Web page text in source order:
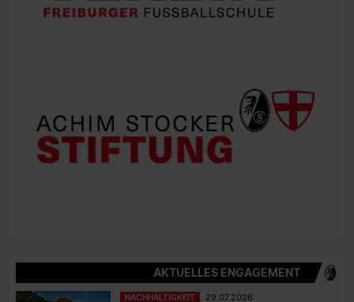
AKTUELLES ENGAGEMENT
NACHHALTIGKEIT 29.07.2026